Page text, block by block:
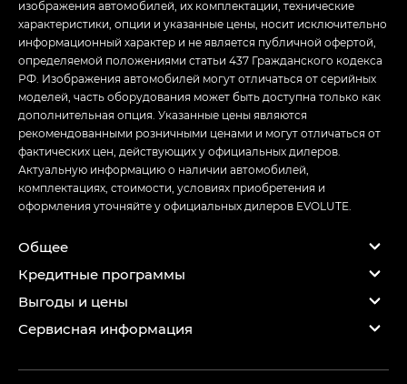
изображения автомобилей, их комплектации, технические
характеристики, опции и указанные цены, носит исключительно
информационный характер и не является публичной офертой,
определяемой положениями статьи 437 Гражданского кодекса
РФ. Изображения автомобилей могут отличаться от серийных
моделей, часть оборудования может быть доступна только как
дополнительная опция. Указанные цены являются
рекомендованными розничными ценами и могут отличаться от
фактических цен, действующих у официальных дилеров.
Актуальную информацию о наличии автомобилей,
комплектациях, стоимости, условиях приобретения и
оформления уточняйте у официальных дилеров EVOLUTE.
Общее
Кредитные программы
Выгоды и цены
Сервисная информация